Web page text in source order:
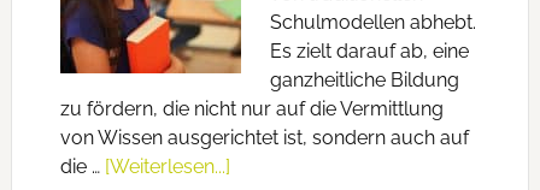
Schulmodellen abhebt.
Es zielt darauf ab, eine
ganzheitliche Bildung
zu fördern, die nicht nur auf die Vermittlung
von Wissen ausgerichtet ist, sondern auch auf
die … [Weiterlesen...]